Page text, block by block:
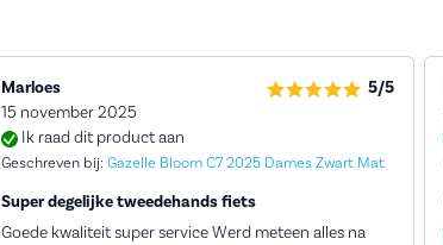
Marloes
15 november 2025
5/5
Ik raad dit product aan
Geschreven bij: Gazelle Bloom C7 2025 Dames Zwart Mat
Super degelijke tweedehands fiets
Goede kwaliteit super service Werd meteen alles na